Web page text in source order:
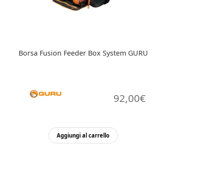
Borsa Fusion Feeder Box System GURU
92,00€
Aggiungi al carrello